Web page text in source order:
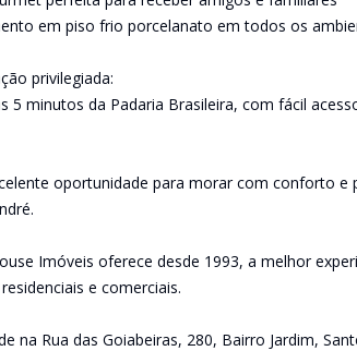
em piso frio porcelanato em todos os
privilegiada:
5 minutos da Padaria Brasileira, com fácil
oportunidade para morar com conforto e
Imóveis oferece desde 1993, a melhor
e comerciais.
na Rua das Goiabeiras, 280, Bairro Jardim,